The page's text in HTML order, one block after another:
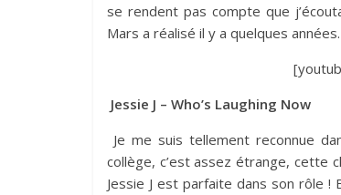
se rendent pas compte que
Mars a réalisé il y a quelques
Jessie J – Who’s Laughing Now
Je me suis tellement reconnue
collège, c’est assez étrange, cette
Jessie J est parfaite dans son rôle !